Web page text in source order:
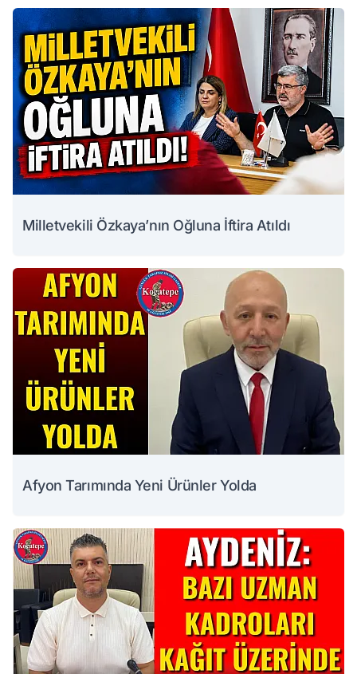
Milletvekili Özkaya’nın Oğluna İftira Atıldı
Afyon Tarımında Yeni Ürünler Yolda